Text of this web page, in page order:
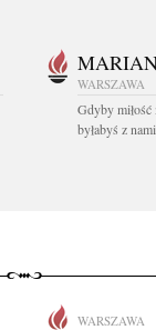
WARSZAWA
Gdyby miłość
byłabyś z
WARSZAWA